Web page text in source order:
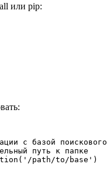
или pip:
с базой
путь к папке
path/to/base')